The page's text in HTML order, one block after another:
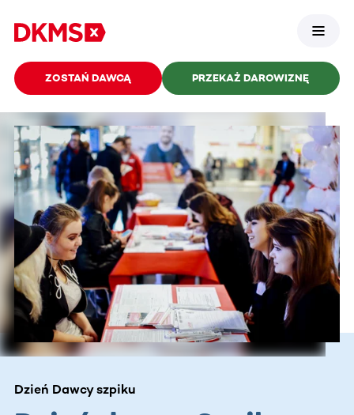
ZOSTAŃ DAWCĄ PRZEKAŻ DAROWIZNĘ
Dzień Dawcy szpiku